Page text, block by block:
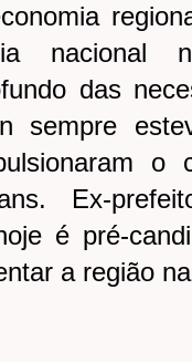
nacional
das
sempre
o
Ex-
é pré-
a região